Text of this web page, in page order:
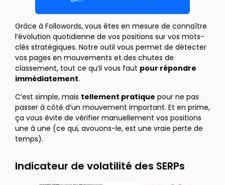
Grâce à Followords, vous êtes en mesure de connaître
l’évolution quotidienne de vos positions sur vos mots-
clés stratégiques. Notre outil vous permet de détecter
vos pages en mouvements et des chutes de
classement, tout ce qu’il vous faut pour répondre
immédiatement.
C’est simple, mais tellement pratique pour ne pas
passer à côté d’un mouvement important. Et en prime,
ça vous évite de vérifier manuellement vos positions
une à une (ce qui, avouons-le, est une vraie perte de
temps).
Indicateur de volatilité des SERPs